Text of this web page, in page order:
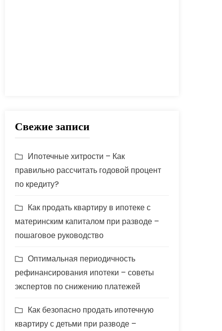
Свежие записи
Ипотечные хитрости – Как
правильно рассчитать годовой процент
по кредиту?
Как продать квартиру в ипотеке с
материнским капиталом при разводе –
пошаговое руководство
Оптимальная периодичность
рефинансирования ипотеки – советы
экспертов по снижению платежей
Как безопасно продать ипотечную
квартиру с детьми при разводе –